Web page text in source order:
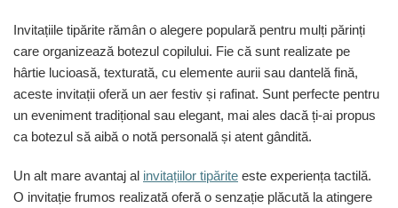
Invitațiile tipărite rămân o alegere populară pentru mulți părinți
care organizează botezul copilului. Fie că sunt realizate pe
hârtie lucioasă, texturată, cu elemente aurii sau dantelă fină,
aceste invitații oferă un aer festiv și rafinat. Sunt perfecte pentru
un eveniment tradițional sau elegant, mai ales dacă ți-ai propus
ca botezul să aibă o notă personală și atent gândită.
Un alt mare avantaj al invitațiilor tipărite este experiența tactilă.
O invitație frumos realizată oferă o senzație plăcută la atingere